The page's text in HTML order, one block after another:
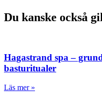
Du kanske också
Hagastrand spa –
basturitualer
Läs mer »